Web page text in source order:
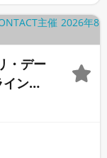
・デー
ンカ